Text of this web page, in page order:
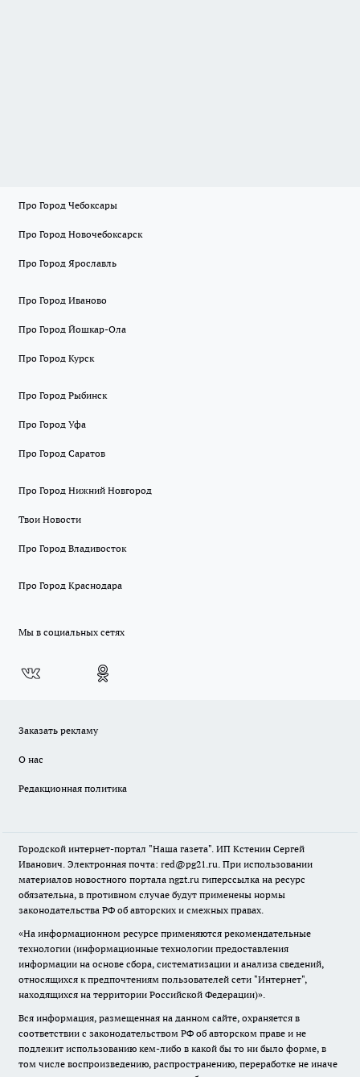
Про Город Чебоксары
Про Город Новочебоксарск
Про Город Ярославль
Про Город Иваново
Про Город Йошкар-Ола
Про Город Курск
Про Город Рыбинск
Про Город Уфа
Про Город Саратов
Про Город Нижний Новгород
Твои Новости
Про Город Владивосток
Про Город Краснодара
Мы в социальных сетях
Заказать рекламу
О нас
Редакционная политика
Городской интернет-портал "Наша газета". ИП Кстенин Сергей
Иванович. Электронная почта: red@pg21.ru. При использовании
материалов новостного портала ngzt.ru гиперссылка на ресурс
обязательна, в противном случае будут применены нормы
законодательства РФ об авторских и смежных правах.
«На информационном ресурсе применяются рекомендательные
технологии (информационные технологии предоставления
информации на основе сбора, систематизации и анализа сведений,
относящихся к предпочтениям пользователей сети "Интернет",
находящихся на территории Российской Федерации)».
Вся информация, размещенная на данном сайте, охраняется в
соответствии с законодательством РФ об авторском праве и не
подлежит использованию кем-либо в какой бы то ни было форме, в
том числе воспроизведению, распространению, переработке не иначе